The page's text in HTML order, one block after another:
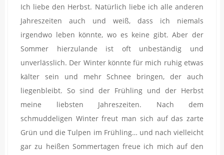
Ich liebe den Herbst. Natürlich liebe ich alle anderen
Jahreszeiten auch und weiß, dass ich niemals
irgendwo leben könnte, wo es keine gibt. Aber der
Sommer hierzulande ist oft unbeständig und
unverlässlich. Der Winter könnte für mich ruhig etwas
kälter sein und mehr Schnee bringen, der auch
liegenbleibt. So sind der Frühling und der Herbst
meine liebsten Jahreszeiten. Nach dem
schmuddeligen Winter freut man sich auf das zarte
Grün und die Tulpen im Frühling… und nach vielleicht
gar zu heißen Sommertagen freue ich mich auf den